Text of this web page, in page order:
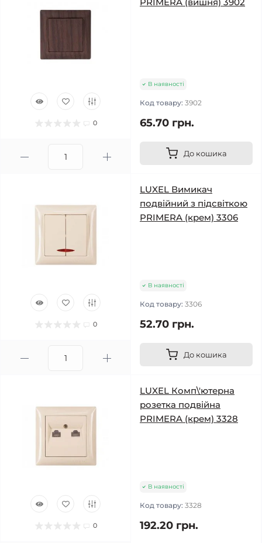
0
В наявності
Код товару: 3902
65.70 грн.
До кошика
0
LUXEL Вимикач
подвійний з підсвіткою
PRIMERA (крем) 3306
В наявності
Код товару: 3306
52.70 грн.
До кошика
0
LUXEL Комп\'ютерна
розетка подвійна
PRIMERA (крем) 3328
В наявності
Код товару: 3328
192.20 грн.